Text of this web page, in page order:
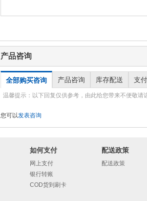
产品咨询
全部购买咨询 产品咨询 库存配送 支
温馨提示：以下回复仅供参考，由此给您带来不便敬请
您可以发表咨询
如何支付
网上支付
银行转账
COD货到刷卡
配送政策
配送政策